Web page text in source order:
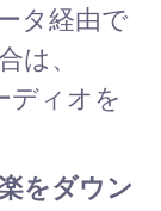
タ経由で
は、
ディオを
をダウン